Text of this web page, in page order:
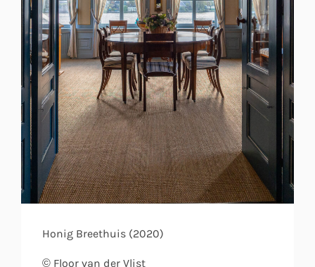
Honig Breethuis (2020)
© Floor van der Vlist